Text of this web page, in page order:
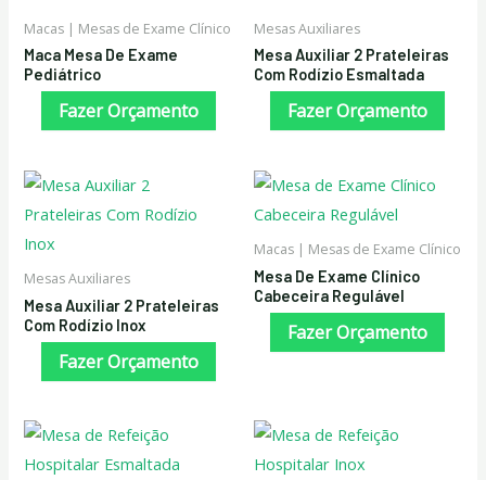
Macas | Mesas de Exame Clínico
Maca Mesa De Exame
Pediátrico
Fazer Orçamento
Mesas Auxiliares
Mesa Auxiliar 2 Prateleiras
Com Rodízio Esmaltada
Fazer Orçamento
Mesas Auxiliares
Mesa Auxiliar 2 Prateleiras
Com Rodízio Inox
Fazer Orçamento
Macas | Mesas de Exame Clínico
Mesa De Exame Clínico
Cabeceira Regulável
Fazer Orçamento